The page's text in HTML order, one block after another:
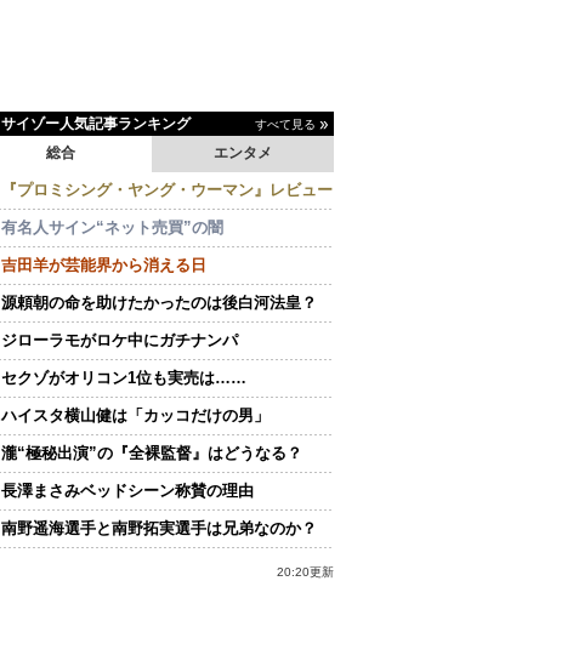
サイゾー人気記事ランキング すべて見る
エンタメ
総合
『プロミシング・ヤング・ウーマン』レビュー
有名人サイン“ネット売買”の闇
吉田羊が芸能界から消える日
源頼朝の命を助けたかったのは後白河法皇？
ジローラモがロケ中にガチナンパ
セクゾがオリコン1位も実売は……
ハイスタ横山健は「カッコだけの男」
瀧“極秘出演”の『全裸監督』はどうなる？
長澤まさみベッドシーン称賛の理由
南野遥海選手と南野拓実選手は兄弟なのか？
20:20更新